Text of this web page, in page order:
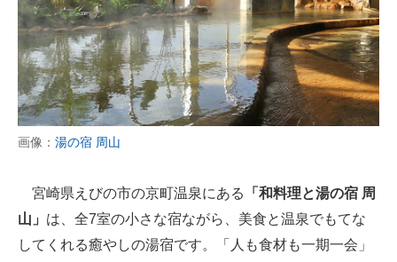
画像： 湯の宿 周山
宮崎県えびの市の京町温泉にある
「和料理と湯の宿 周
山」 は、全7室の小さな宿ながら、美食と温泉でもてな
してくれる癒やしの湯宿です。「人も食材も一期一会」